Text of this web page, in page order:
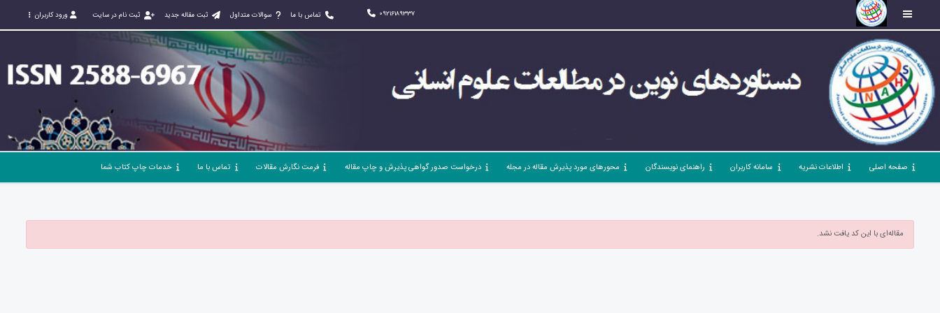
09216189337 تماس با ما سوالات متداول ثبت مقاله جدید ثبت نام در سایت ورود کاربران
صفحه اصلی اطلاعات نشریه سامانه کاربران راهنمای نویسندگان محورهای مورد پذیرش مقاله در مجله درخواست صدور گواهی پذیرش و چاپ مقاله فرمت نگارش مقالات تماس با ما خدمات چاپ کتاب شما
مقاله‌ای با این کد یافت نشد.